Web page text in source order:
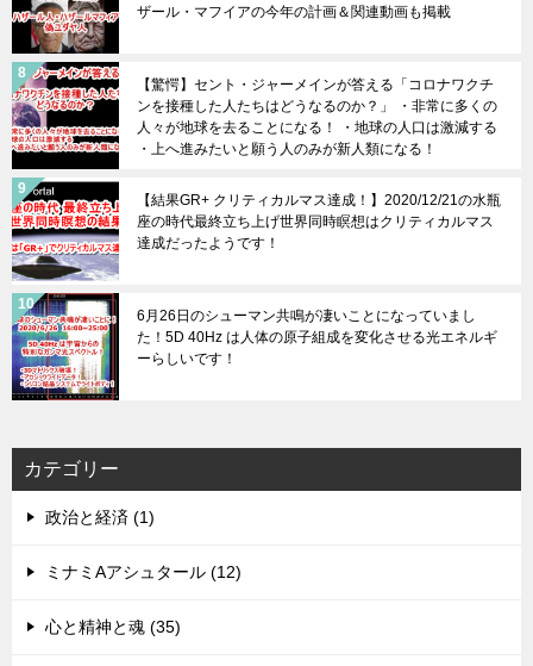
ザール・マフイアの今年の計画＆関連動画も掲載
【驚愕】セント・ジャーメインが答える「コロナワクチ
ンを接種した人たちはどうなるのか？」 ・非常に多くの
人々が地球を去ることになる！ ・地球の人口は激減する
・上へ進みたいと願う人のみが新人類になる！
【結果GR+ クリティカルマス達成！】2020/12/21の水瓶
座の時代最終立ち上げ世界同時瞑想はクリティカルマス
達成だったようです！
6月26日のシューマン共鳴が凄いことになっていまし
た！5D 40Hz は人体の原子組成を変化させる光エネルギ
ーらしいです！
カテゴリー
政治と経済 (1)
ミナミAアシュタール (12)
心と精神と魂 (35)